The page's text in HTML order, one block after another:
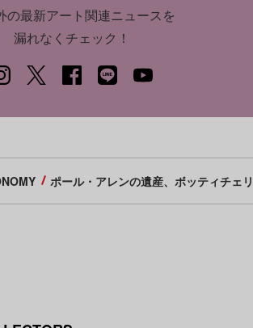
の最新アート関連ニュースを
漏れなくチェック！
ポール・アレンの遺産、ボッティチェ